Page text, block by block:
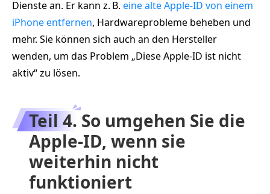
Dienste an. Er kann z. B. eine alte Apple‑ID von einem
iPhone entfernen, Hardwareprobleme beheben und
mehr. Sie können sich auch an den Hersteller
wenden, um das Problem „Diese Apple‑ID ist nicht
aktiv“ zu lösen.
Teil 4. So umgehen Sie die
Apple‑ID, wenn sie
weiterhin nicht
funktioniert